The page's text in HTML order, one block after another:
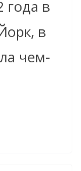
года в
в
чем-